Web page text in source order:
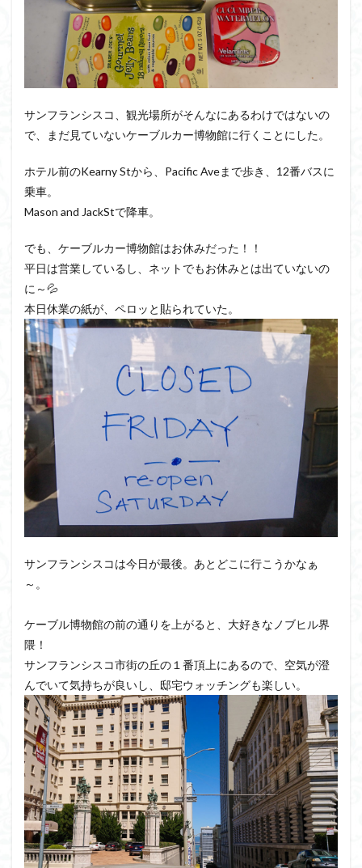
サンフランシスコ、観光場所がそんなにあるわけではないの
で、まだ見ていないケーブルカー博物館に行くことにした。
ホテル前のKearny Stから、Pacific Aveまで歩き、12番バスに
乗車。
Mason and JackStで降車。
でも、ケーブルカー博物館はお休みだった！！
平日は営業しているし、ネットでもお休みとは出ていないの
に～💦
本日休業の紙が、ペロッと貼られていた。
サンフランシスコは今日が最後。あとどこに行こうかなぁ
～。
ケーブル博物館の前の通りを上がると、大好きなノブヒル界
隈！
サンフランシスコ市街の丘の１番頂上にあるので、空気が澄
んでいて気持ちが良いし、邸宅ウォッチングも楽しい。